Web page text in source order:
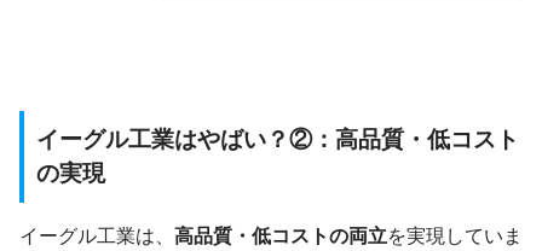
イーグル工業はやばい？②：高品質・低コスト
の実現
イーグル工業は、 高品質・低コストの両立を実現していま